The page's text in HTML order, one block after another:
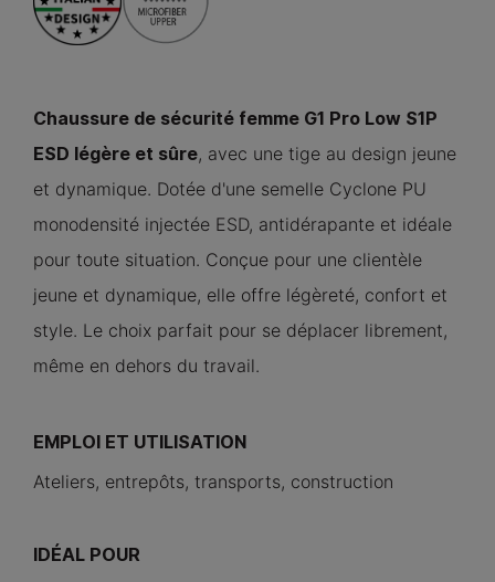
Chaussure de sécurité femme G1 Pro Low S1P
ESD légère et sûre, avec une tige au design jeune
et dynamique. Dotée d'une semelle Cyclone PU
monodensité injectée ESD, antidérapante et idéale
pour toute situation. Conçue pour une clientèle
jeune et dynamique, elle offre légèreté, confort et
style. Le choix parfait pour se déplacer librement,
même en dehors du travail.
EMPLOI ET UTILISATION
Ateliers, entrepôts, transports, construction
IDÉAL POUR